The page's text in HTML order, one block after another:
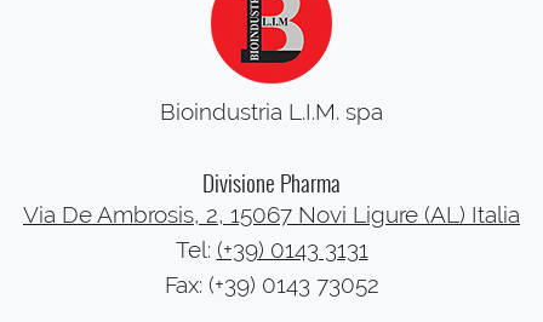
Bioindustria L.I.M. spa
Divisione Pharma
Via De Ambrosis, 2, 15067 Novi Ligure (AL) Italia
Tel: (+39) 0143 3131
Fax: (+39) 0143 73052